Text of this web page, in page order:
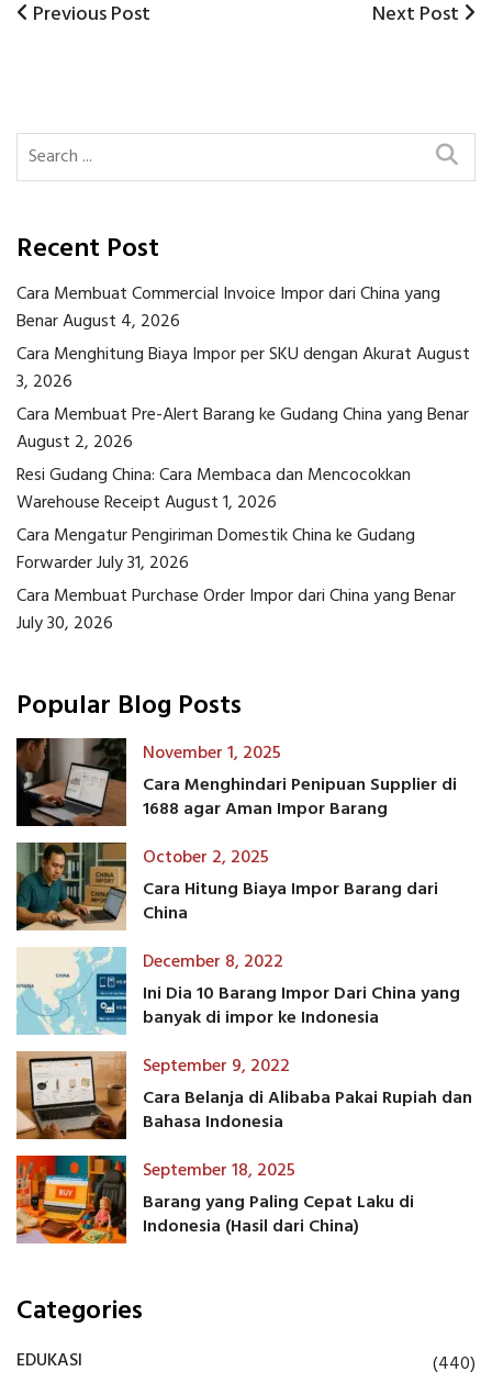
Post
Previous
Previous Post
Next
Next Post
Recent Post
Cara Membuat Commercial Invoice Impor dari China yang
BenarAugust 4, 2026
Cara Menghitung Biaya Impor per SKU dengan AkuratAugust
3, 2026
Cara Membuat Pre-Alert Barang ke Gudang China yang Benar
August 2, 2026
Resi Gudang China: Cara Membaca dan Mencocokkan
Warehouse ReceiptAugust 1, 2026
Cara Mengatur Pengiriman Domestik China ke Gudang
ForwarderJuly 31, 2026
Cara Membuat Purchase Order Impor dari China yang Benar
July 30, 2026
Popular Blog Posts
November 1, 2025
Cara Menghindari Penipuan Supplier di
1688 agar Aman Impor Barang
October 2, 2025
Cara Hitung Biaya Impor Barang dari
China
December 8, 2022
Ini Dia 10 Barang Impor Dari China yang
banyak di impor ke Indonesia
September 9, 2022
Cara Belanja di Alibaba Pakai Rupiah dan
Bahasa Indonesia
September 18, 2025
Barang yang Paling Cepat Laku di
Indonesia (Hasil dari China)
Categories
EDUKASI
(440)